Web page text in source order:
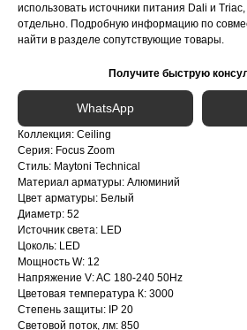
использовать источники питания Dali и
отдельно. Подробную информацию по
найти в разделе сопутствующие товары.
Получите быструю
WhatsApp
Коллекция: Ceiling
Серия: Focus Zoom
Стиль: Maytoni Technical
Материал арматуры: Алюминий
Цвет арматуры: Белый
Диаметр: 52
Источник света: LED
Цоколь: LED
Мощность W: 12
Напряжение V: AC 180-240 50Hz
Цветовая температура К: 3000
Степень защиты: IP 20
Световой поток, лм: 850
Партнерство для дизайнеров
Интернет-магазин «Zexter» — светодиодное
освещение для дома и офиса в Сочи и Адлере